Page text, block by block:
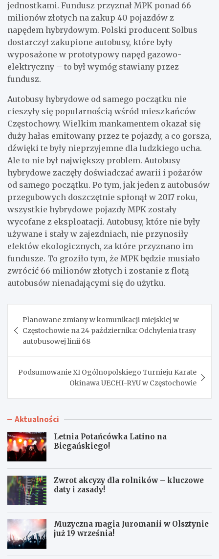
jednostkami. Fundusz przyznał MPK ponad 66
milionów złotych na zakup 40 pojazdów z
napędem hybrydowym. Polski producent Solbus
dostarczył zakupione autobusy, które były
wyposażone w prototypowy napęd gazowo-
elektryczny – to był wymóg stawiany przez
fundusz.
Autobusy hybrydowe od samego początku nie
cieszyły się popularnością wśród mieszkańców
Częstochowy. Wielkim mankamentem okazał się
duży hałas emitowany przez te pojazdy, a co gorsza,
dźwięki te były nieprzyjemne dla ludzkiego ucha.
Ale to nie był największy problem. Autobusy
hybrydowe zaczęły doświadczać awarii i pożarów
od samego początku. Po tym, jak jeden z autobusów
przegubowych doszczętnie spłonął w 2017 roku,
wszystkie hybrydowe pojazdy MPK zostały
wycofane z eksploatacji. Autobusy, które nie były
używane i stały w zajezdniach, nie przynosiły
efektów ekologicznych, za które przyznano im
fundusze. To groziło tym, że MPK będzie musiało
zwrócić 66 milionów złotych i zostanie z flotą
autobusów nienadającymi się do użytku.
wpisu
Planowane zmiany w komunikacji miejskiej w
Częstochowie na 24 października: Odchylenia trasy
autobusowej linii 68
Podsumowanie XI Ogólnopolskiego Turnieju Karate
Okinawa UECHI-RYU w Częstochowie
Aktualności
Letnia Potańcówka Latino na
Biegańskiego!
Zwrot akcyzy dla rolników – kluczowe
daty i zasady!
Muzyczna magia Juromanii w Olsztynie
już 19 września!